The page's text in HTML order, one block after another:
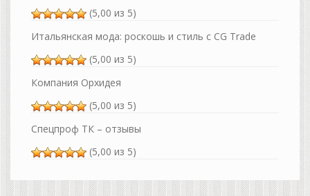
(5,00 из 5)
Итальянская мода: роскошь и стиль с CG Trade
(5,00 из 5)
Компания Орхидея
(5,00 из 5)
Спецпроф ТК – отзывы
(5,00 из 5)